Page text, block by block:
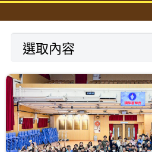
明才人成長階梯
教師專業社群
學生成就與學校活動
我們的聯繫